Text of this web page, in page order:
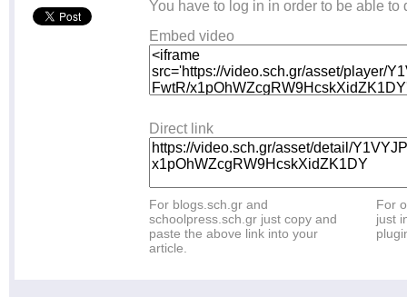
You have to log in in order to be able to
Embed video
Direct link
For blogs.sch.gr and
schoolpress.sch.gr just copy and
paste the above link into your
article.
For
just